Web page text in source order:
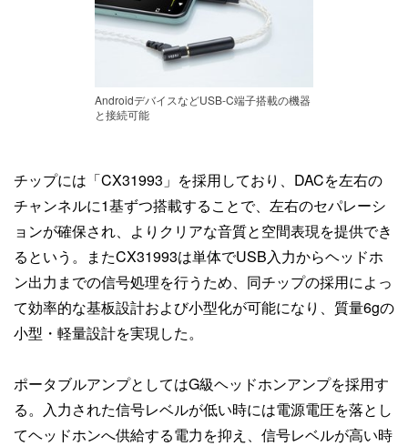
AndroidデバイスなどUSB-C端子搭載の機器
と接続可能
チップには「CX31993」を採用しており、DACを左右の
チャンネルに1基ずつ搭載することで、左右のセパレーシ
ョンが確保され、よりクリアな音質と空間表現を提供でき
るという。またCX31993は単体でUSB入力からヘッドホ
ン出力までの信号処理を行うため、同チップの採用によっ
て効率的な基板設計および小型化が可能になり、質量6gの
小型・軽量設計を実現した。
ポータブルアンプとしてはG級ヘッドホンアンプを採用す
る。入力された信号レベルが低い時には電源電圧を落とし
てヘッドホンへ供給する電力を抑え、信号レベルが高い時